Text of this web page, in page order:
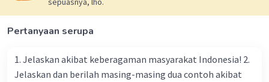
Pertanyaan serupa
1. Jelaskan akibat keberagaman masyarakat Indonesia! 2.
Jelaskan dan berilah masing-masing dua contoh akibat